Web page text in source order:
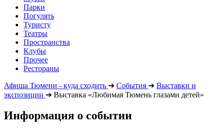
Парки
Погулять
Туристу
Театры
Пространства
Клубы
Прочее
Рестораны
Афиша Тюмени - куда сходить ➔ События ➔ Выставки и
экспозиции ➔ Выставка «Любимая Тюмень глазами детей»
Информация о событии